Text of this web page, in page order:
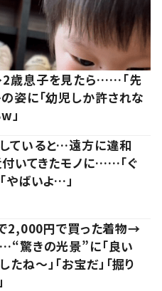
歳息子を見たら……「先
姿に「幼児しか許されな
」
ていると…遠方に違和
付いてきたモノに……「ぐ
やばいよ…」
2,000円で買った着物→
驚きの光景”に「良い
ね～」「お宝だ」「掘り